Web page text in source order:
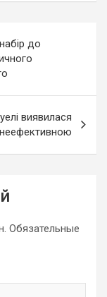
до
виявилася
неефективною
Обязательные